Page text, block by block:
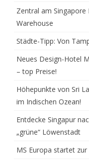
Zentral am Singapore
Warehouse
Städte-Tipp: Von
Neues Design-Hotel
– top Preise!
Höhepunkte von Sri
im Indischen Ozean!
Entdecke Singapur
„grüne“ Löwenstadt
MS Europa startet